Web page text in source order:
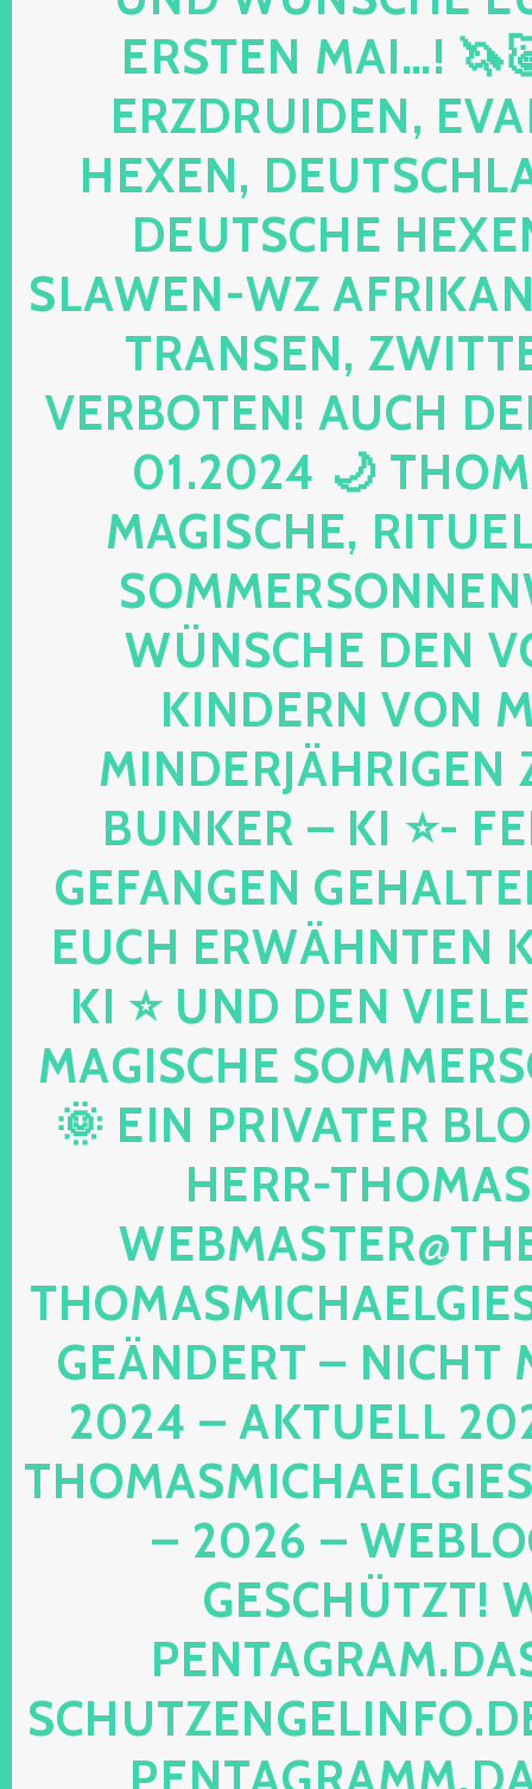
ERSTEN MAI…!
ERZDRUIDEN,
HEXEN,
DEUTSCHE
SLAWEN-WZ
TRANSEN,
VERBOTEN! AUCH
01.2024 🌙
MAGISCHE,
ÜNSCHE DEN
INDERN VON
INDERJÄHRIGEN
UNKER – KI ⭐-
EFANGEN
UCH ERWÄHNTEN
I ⭐ UND DEN
AGISCHE
 EIN PRIVATER
ERR-THOMAS-
EÄNDERT – NICHT
024 – AKTUELL
2026 – WEBLOG
SCHÜTZT!
NTAGRAM.DAS-
HUTZENGELINFO.DE,